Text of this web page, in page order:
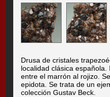
Drusa de cristales
localidad clásica
entre el marrón al rojizo.
epidota. Se trata de un
colección Gustav Beck.